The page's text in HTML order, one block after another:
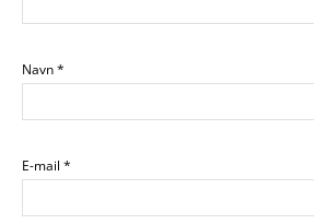
Navn*
E-mail *